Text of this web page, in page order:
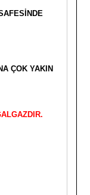
ÇOK YAKIN